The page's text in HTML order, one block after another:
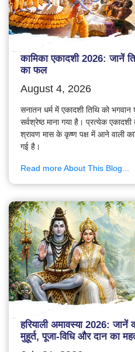
कामिका एकादशी 2026: जानें
का फल
August 4, 2026
सनातन धर्म में एकादशी तिथि को भगवान
सर्वश्रेष्ठ माना गया है। प्रत्येक
श्रावण मास के कृष्ण पक्ष में आने वाली
गई है।
Read more About This Blog...
हरियाली अमावस्या 2026:
मुहूर्त, पूजा-विधि और दान का